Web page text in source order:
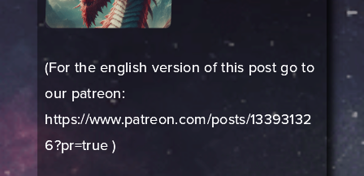
(For the english version of this post go to
our patreon:
https://www.patreon.com/posts/13393132
6?pr=true)